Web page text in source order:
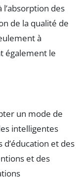
des
de la qualité de
à
également le
un mode de
intelligentes
et des
et des